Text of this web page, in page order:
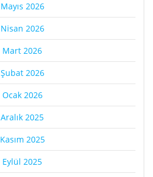
Mayıs 2026
Nisan 2026
Mart 2026
Şubat 2026
Ocak 2026
Aralık 2025
Kasım 2025
Eylül 2025